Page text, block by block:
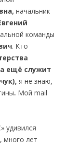
, начальник
команды
. Кто
ещё служит
), я не знаю,
. Мой mail
удивился
много лет